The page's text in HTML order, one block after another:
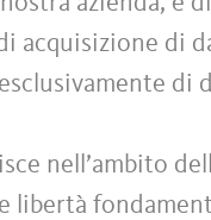
acquisizione di
di
nell’ambito